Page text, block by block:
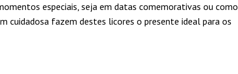
especiais, seja em datas comemorativas ou como
cuidadosa fazem destes licores o presente ideal para os